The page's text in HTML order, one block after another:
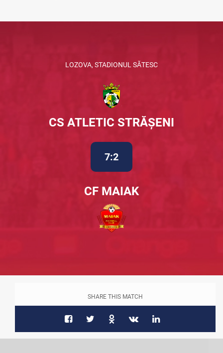
LOZOVA, STADIONUL SĂTESC
CS ATLETIC STRĂȘENI
7:2
CF MAIAK
SHARE THIS MATCH